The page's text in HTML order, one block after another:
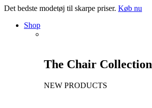
Det bedste modetøj til skarpe priser. Køb nu
Shop
The Chair Collection
NEW PRODUCTS